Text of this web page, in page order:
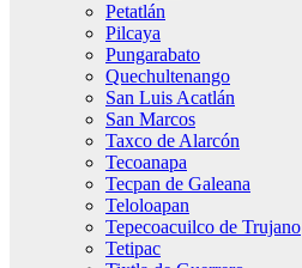
Petatlán
Pilcaya
Pungarabato
Quechultenango
San Luis Acatlán
San Marcos
Taxco de Alarcón
Tecoanapa
Tecpan de Galeana
Teloloapan
Tepecoacuilco de Trujano
Tetipac